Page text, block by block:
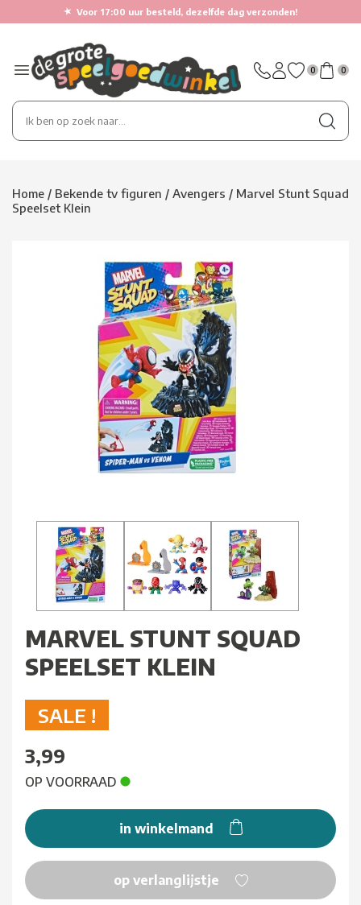
★ Voor 17:00 uur besteld, dezelfde dag verzonden!
0 0
Home / Bekende tv figuren / Avengers / Marvel Stunt Squad
Speelset Klein
MARVEL STUNT SQUAD
SPEELSET KLEIN
SALE !
3,99
OP VOORRAAD
in winkelmand
op verlanglijstje